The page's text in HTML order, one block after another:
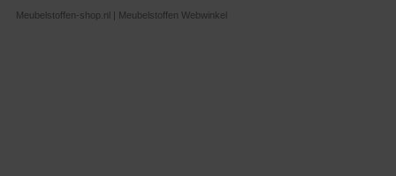
Meubelstoffen-shop.nl | Meubelstoffen Webwinkel